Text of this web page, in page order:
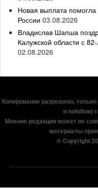
Новая выплата
России 03.08.2026
Владислав Шапша
Калужской области с
02.08.2026
Копирование разрешено,
и nofollow)
Мнение редакции может не
материалы
© Copyright